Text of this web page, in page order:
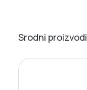
Srodni proizvodi